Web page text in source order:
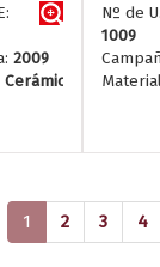
2009
Cerámica
Nº de
1009
1 (current)
2 3 4